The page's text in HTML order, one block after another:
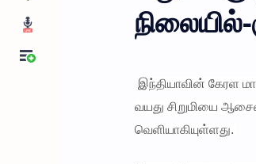
இந்தியாவின் கேரள
வயது சிறுமியை
வெளியாகியுள்ளது.